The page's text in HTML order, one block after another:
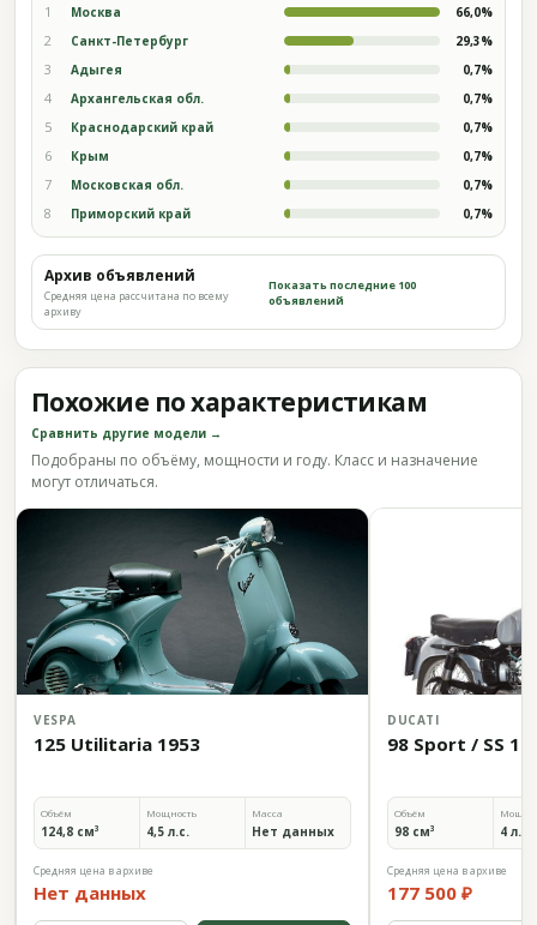
1 Москва 66,0%
2 Санкт-Петербург 29,3%
3 Адыгея 0,7%
4 Архангельская обл. 0,7%
5 Краснодарский край 0,7%
6 Крым 0,7%
7 Московская обл. 0,7%
8 Приморский край 0,7%
Архив объявлений
Средняя цена рассчитана по всему
архиву
Показать последние 100
объявлений
Похожие по характеристикам
Сравнить другие модели →
Подобраны по объёму, мощности и году. Класс и назначение
могут отличаться.
VESPA
125 Utilitaria 1953
Объём
124,8 см³
Мощность
4,5 л.с.
Масса
Нет данных
Средняя цена в архиве
Нет данных
DUCATI
98 Sport / SS
Объём
98 см³ 4 л.с.
Средняя цена в архиве
177 500 ₽